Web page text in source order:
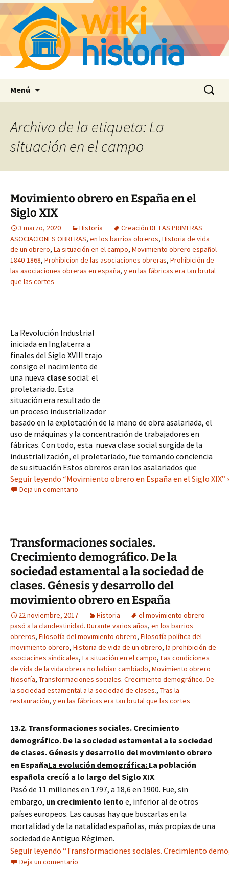
Menú Buscar:
Archivo de la etiqueta: La
situación en el campo
Movimiento obrero en España en el
Siglo XIX
3 marzo, 2020 Historia
Creación DE LAS PRIMERAS
ASOCIACIONES OBRERAS, en los barrios obreros, Historia de vida
de un obrero, La situación en el campo, Movimiento obrero español
1840-1868, Prohibicion de las asociaciones obreras, Prohibición de
las asociaciones obreras en españa, y en las fábricas era tan brutal
que las cortes
La Revolución Industrial
iniciada en Inglaterra a
finales del Siglo XVIII trajo
consigo el nacimiento de
una nueva clase social: el
proletariado. Esta
situación era resultado de
un proceso industrializador
basado en la explotación de la mano de obra asalariada, el
uso de máquinas y la concentración de trabajadores en
fábricas. Con todo, esta  nueva clase social surgida de la
industrialización, el proletariado, fue tomando conciencia
Seguir leyendo “Movimiento obrero en España en el Siglo XIX”
Deja un comentario
Transformaciones sociales.
Crecimiento demográfico. De la
sociedad estamental a la sociedad de
clases. Génesis y desarrollo del
movimiento obrero en España
22 noviembre, 2017 Historia
el movimiento obrero
pasó a la clandestinidad. Durante varios años, en los barrios
obreros, Filosofía del movimiento obrero, Filosofía política del
movimiento obrero, Historia de vida de un obrero, la prohibición de
asociacines sindicales, La situación en el campo, Las condiciones
de vida de la vida obrera no habían cambiado, Movimiento obrero
filosofía, Transformaciones sociales. Crecimiento demográfico. De
la sociedad estamental a la sociedad de clases., Tras la
restauración, y en las fábricas era tan brutal que las cortes
13.2. Transformaciones sociales. Crecimiento
demográfico. De la sociedad estamental a la sociedad
de clases. Génesis y desarrollo del movimiento obrero
en EspañaLa evolución demográfica: La población
española crecíó a lo largo del Siglo XIX.
Pasó de 11 millones en 1797, a 18,6 en 1900. Fue, sin
embargo, un crecimiento lento e, inferior al de otros
países europeos. Las causas hay que buscarlas en la
mortalidad y de la natalidad españolas, más propias de una
sociedad de Antiguo Régimen.
Seguir leyendo “Transformaciones sociales. Crecimiento
Deja un comentario